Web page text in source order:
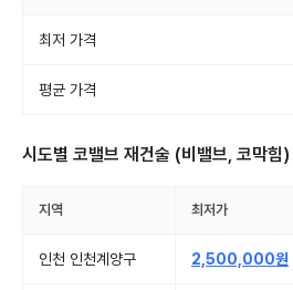
최저 가격
평균 가격
시도별 코밸브 재건술 (비밸브, 코막힘)
지역 최저가
인천 인천계양구 2,500,000원